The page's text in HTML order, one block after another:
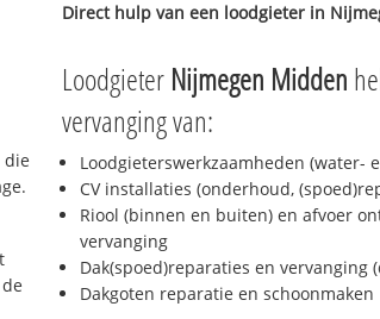
die
Direct hulp van een loodgieter in
Loodgieter Nijmegen Midden
vervanging van:
Loodgieterswerkzaamheden (water-
CV installaties (onderhoud,
Riool (binnen en buiten) en afvoer
vervanging
Dak(spoed)reparaties en vervanging
Dakgoten reparatie en schoonmaken